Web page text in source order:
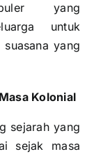
yang
untuk
yang
Kolonial
sejarah yang
sejak masa